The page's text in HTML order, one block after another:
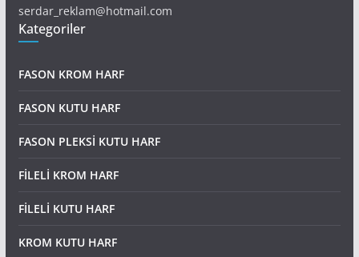
serdar_reklam@hotmail.com
Kategoriler
FASON KROM HARF
FASON KUTU HARF
FASON PLEKSİ KUTU HARF
FİLELİ KROM HARF
FİLELİ KUTU HARF
KROM KUTU HARF